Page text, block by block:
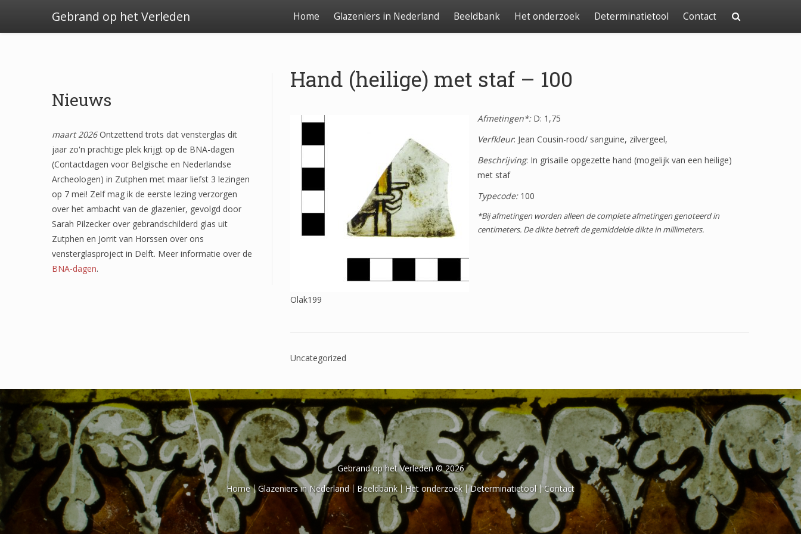
Gebrand op het Verleden Home Glazeniers in Nederland Beeldbank Het onderzoek Determinatietool Contact
Nieuws
maart 2026Ontzettend trots dat vensterglas dit
jaar zo'n prachtige plek krijgt op de BNA-dagen
(Contactdagen voor Belgische en Nederlandse
Archeologen) in Zutphen met maar liefst 3 lezingen
op 7 mei! Zelf mag ik de eerste lezing verzorgen
over het ambacht van de glazenier, gevolgd door
Sarah Pilzecker over gebrandschilderd glas uit
Zutphen en Jorrit van Horssen over ons
vensterglasproject in Delft. Meer informatie over de
BNA-dagen.
Hand (heilige) met staf – 100
Olak199
Afmetingen*:D: 1,75
Verfkleur: Jean Cousin-rood/ sanguine, zilvergeel,
Beschrijving: In grisaille opgezette hand (mogelijk van een heilige)
met staf
Typecode:100
*Bij afmetingen worden alleen de complete afmetingen genoteerd in
centimeters. De dikte betreft de gemiddelde dikte in millimeters.
Uncategorized
Gebrand op het Verleden © 2026
Home
Glazeniers in Nederland Beeldbank Het onderzoek Determinatietool Contact